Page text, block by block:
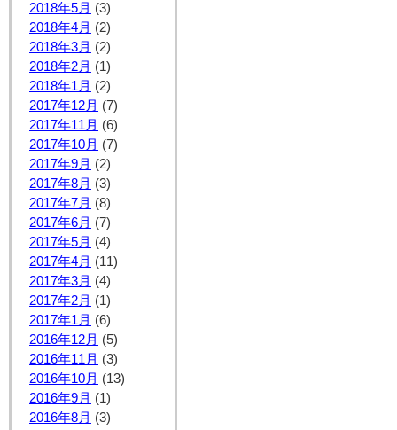
2018年5月 (3)
2018年4月 (2)
2018年3月 (2)
2018年2月 (1)
2018年1月 (2)
2017年12月 (7)
2017年11月 (6)
2017年10月 (7)
2017年9月 (2)
2017年8月 (3)
2017年7月 (8)
2017年6月 (7)
2017年5月 (4)
2017年4月 (11)
2017年3月 (4)
2017年2月 (1)
2017年1月 (6)
2016年12月 (5)
2016年11月 (3)
2016年10月 (13)
2016年9月 (1)
2016年8月 (3)